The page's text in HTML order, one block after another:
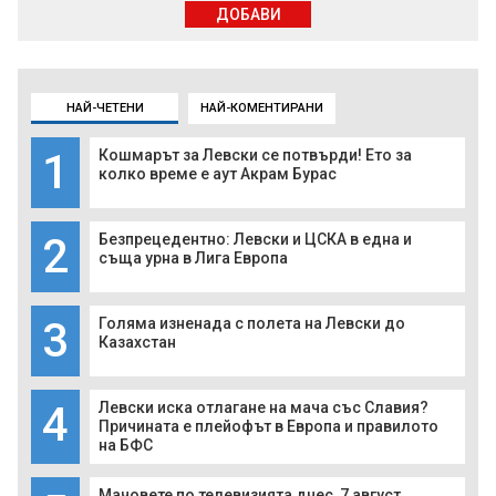
НАЙ-ЧЕТЕНИ НАЙ-КОМЕНТИРАНИ
1
Кошмарът за Левски се потвърди! Ето за
колко време е аут Акрам Бурас
2
Безпрецедентно: Левски и ЦСКА в една и
съща урна в Лига Европа
3
Голяма изненада с полета на Левски до
Казахстан
4
Левски иска отлагане на мача със Славия?
Причината е плейофът в Европа и правилото
на БФС
ДОБАВИ